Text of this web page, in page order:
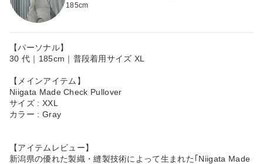
185cm
【パーソナル】
30 代｜185cm｜普段着用サイズ XL
【メインアイテム】
Niigata Made Check Pullover
サイズ : XXL
カラー : Gray
【アイテムレビュー】
新潟県の優れた製織・縫製技術によって生まれた｢Niigata Made